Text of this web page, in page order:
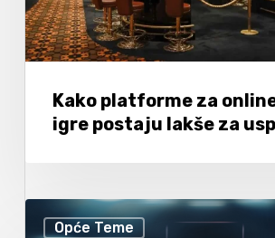
Kako platforme za
igre postaju lakše za
Opće Teme